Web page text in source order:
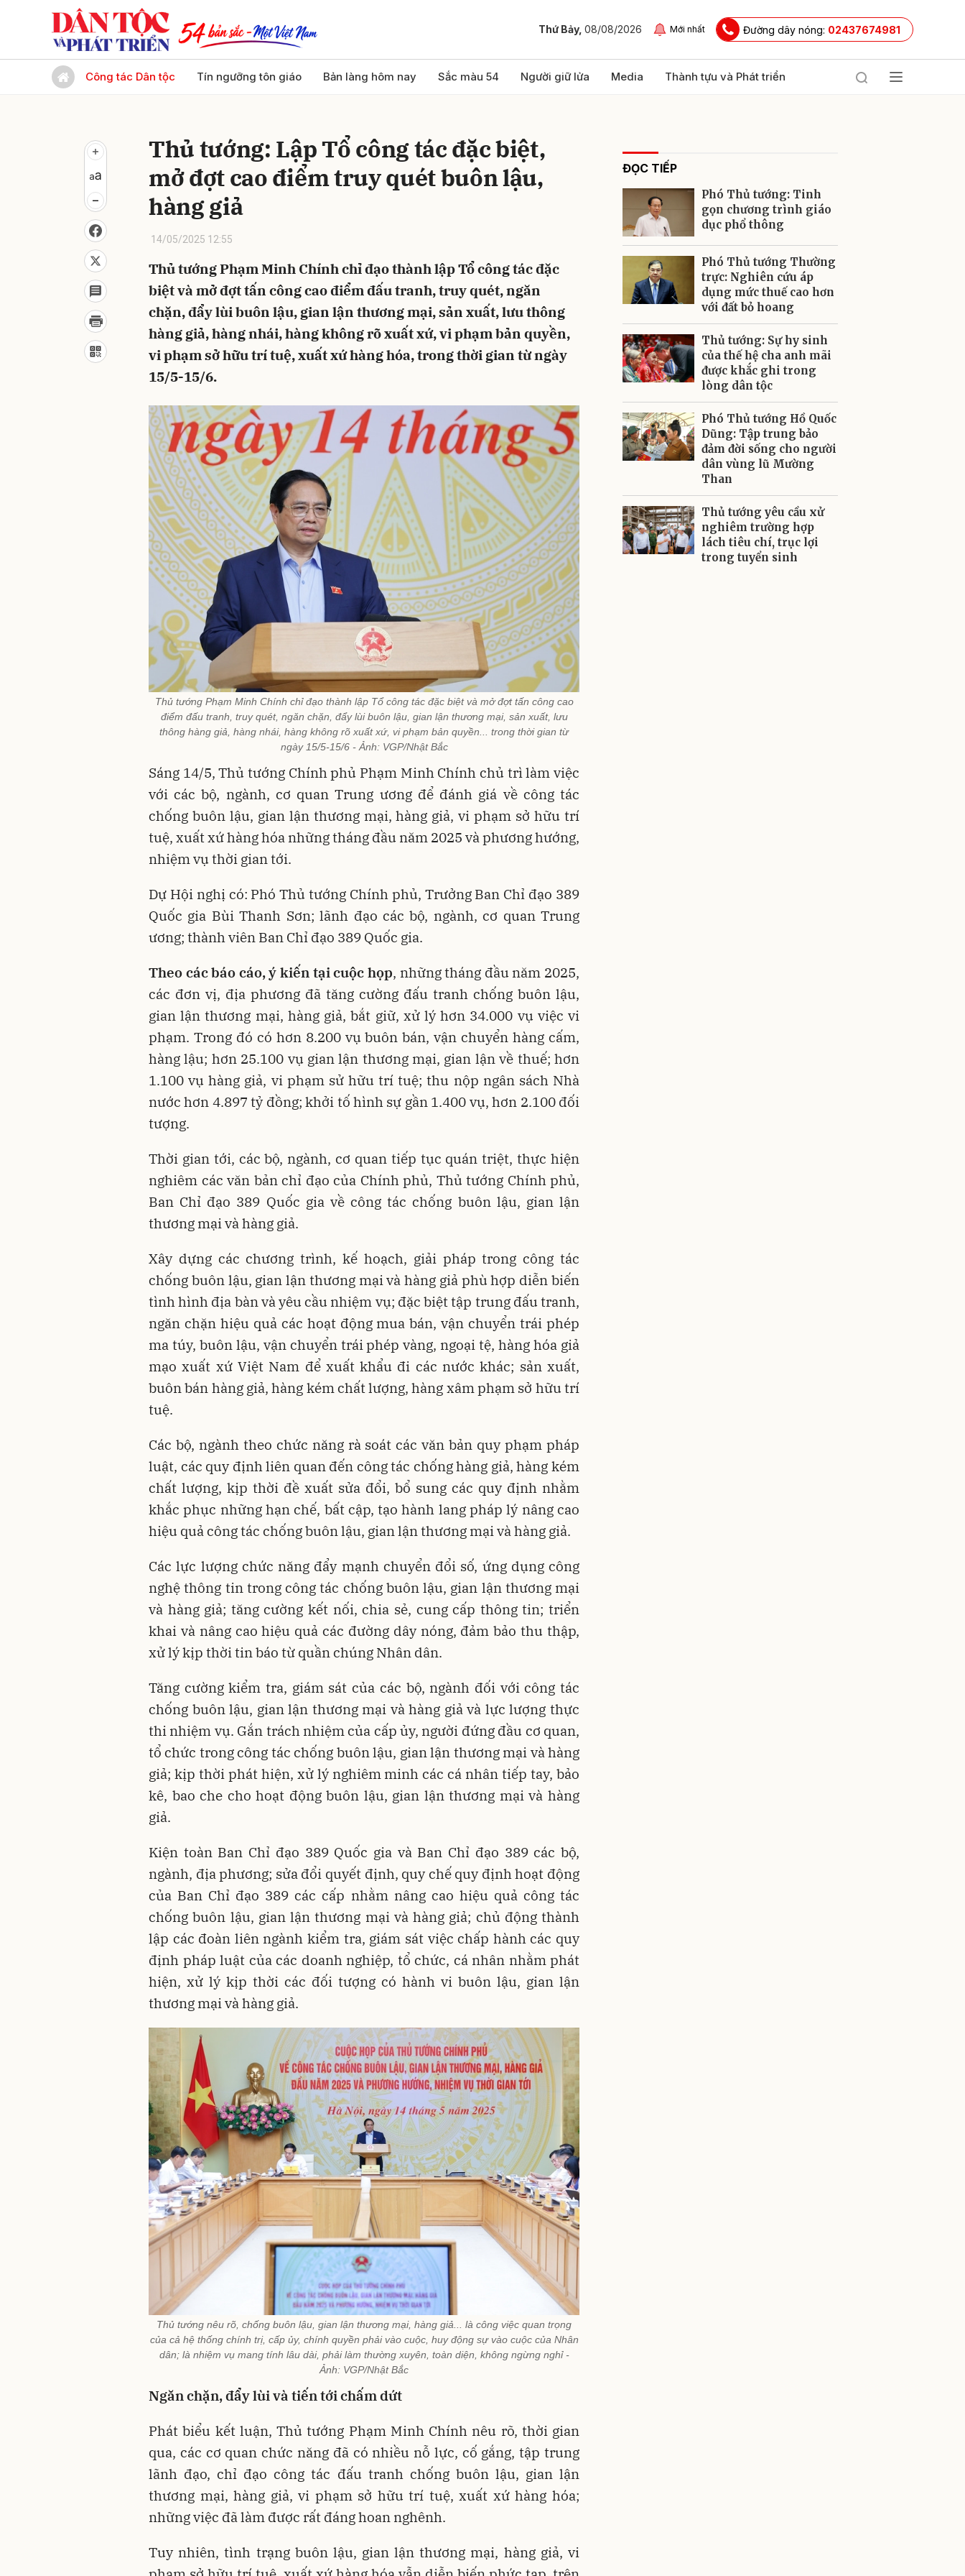
Thứ Bảy, 08/08/2026 Mới nhất Đường dây nóng: 02437674981
Công tác Dân tộc Tín ngưỡng tôn giáo Bản làng hôm nay Sắc màu 54 Người giữ lửa Media Thành tựu và Phát triển
Thủ tướng: Lập Tổ công tác đặc biệt,
mở đợt cao điểm truy quét buôn lậu,
hàng giả
14/05/2025 12:55
Thủ tướng Phạm Minh Chính chỉ đạo thành lập Tổ công tác đặc
biệt và mở đợt tấn công cao điểm đấu tranh, truy quét, ngăn
chặn, đẩy lùi buôn lậu, gian lận thương mại, sản xuất, lưu thông
hàng giả, hàng nhái, hàng không rõ xuất xứ, vi phạm bản quyền,
vi phạm sở hữu trí tuệ, xuất xứ hàng hóa, trong thời gian từ ngày
15/5-15/6.
Thủ tướng Phạm Minh Chính chỉ đạo thành lập Tổ công tác đặc biệt và mở đợt tấn công cao
điểm đấu tranh, truy quét, ngăn chặn, đẩy lùi buôn lậu, gian lận thương mại, sản xuất, lưu
thông hàng giả, hàng nhái, hàng không rõ xuất xứ, vi phạm bản quyền... trong thời gian từ
ngày 15/5-15/6 - Ảnh: VGP/Nhật Bắc
Sáng 14/5, Thủ tướng Chính phủ Phạm Minh Chính chủ trì làm việc
với các bộ, ngành, cơ quan Trung ương để đánh giá về công tác
chống buôn lậu, gian lận thương mại, hàng giả, vi phạm sở hữu trí
tuệ, xuất xứ hàng hóa những tháng đầu năm 2025 và phương hướng,
nhiệm vụ thời gian tới.
Dự Hội nghị có: Phó Thủ tướng Chính phủ, Trưởng Ban Chỉ đạo 389
Quốc gia Bùi Thanh Sơn; lãnh đạo các bộ, ngành, cơ quan Trung
ương; thành viên Ban Chỉ đạo 389 Quốc gia.
Theo các báo cáo, ý kiến tại cuộc họp, những tháng đầu năm 2025,
các đơn vị, địa phương đã tăng cường đấu tranh chống buôn lậu,
gian lận thương mại, hàng giả, bắt giữ, xử lý hơn 34.000 vụ việc vi
phạm. Trong đó có hơn 8.200 vụ buôn bán, vận chuyển hàng cấm,
hàng lậu; hơn 25.100 vụ gian lận thương mại, gian lận về thuế; hơn
1.100 vụ hàng giả, vi phạm sử hữu trí tuệ; thu nộp ngân sách Nhà
nước hơn 4.897 tỷ đồng; khởi tố hình sự gần 1.400 vụ, hơn 2.100 đối
tượng.
Thời gian tới, các bộ, ngành, cơ quan tiếp tục quán triệt, thực hiện
nghiêm các văn bản chỉ đạo của Chính phủ, Thủ tướng Chính phủ,
Ban Chỉ đạo 389 Quốc gia về công tác chống buôn lậu, gian lận
thương mại và hàng giả.
Xây dựng các chương trình, kế hoạch, giải pháp trong công tác
chống buôn lậu, gian lận thương mại và hàng giả phù hợp diễn biến
tình hình địa bàn và yêu cầu nhiệm vụ; đặc biệt tập trung đấu tranh,
ngăn chặn hiệu quả các hoạt động mua bán, vận chuyển trái phép
ma túy, buôn lậu, vận chuyển trái phép vàng, ngoại tệ, hàng hóa giả
mạo xuất xứ Việt Nam để xuất khẩu đi các nước khác; sản xuất,
buôn bán hàng giả, hàng kém chất lượng, hàng xâm phạm sở hữu trí
tuệ.
Các bộ, ngành theo chức năng rà soát các văn bản quy phạm pháp
luật, các quy định liên quan đến công tác chống hàng giả, hàng kém
chất lượng, kịp thời đề xuất sửa đổi, bổ sung các quy định nhằm
khắc phục những hạn chế, bất cập, tạo hành lang pháp lý nâng cao
hiệu quả công tác chống buôn lậu, gian lận thương mại và hàng giả.
Các lực lượng chức năng đẩy mạnh chuyển đổi số, ứng dụng công
nghệ thông tin trong công tác chống buôn lậu, gian lận thương mại
và hàng giả; tăng cường kết nối, chia sẻ, cung cấp thông tin; triển
khai và nâng cao hiệu quả các đường dây nóng, đảm bảo thu thập,
xử lý kịp thời tin báo từ quần chúng Nhân dân.
Tăng cường kiểm tra, giám sát của các bộ, ngành đối với công tác
chống buôn lậu, gian lận thương mại và hàng giả và lực lượng thực
thi nhiệm vụ. Gắn trách nhiệm của cấp ủy, người đứng đầu cơ quan,
tổ chức trong công tác chống buôn lậu, gian lận thương mại và hàng
giả; kịp thời phát hiện, xử lý nghiêm minh các cá nhân tiếp tay, bảo
kê, bao che cho hoạt động buôn lậu, gian lận thương mại và hàng
giả.
Kiện toàn Ban Chỉ đạo 389 Quốc gia và Ban Chỉ đạo 389 các bộ,
ngành, địa phương; sửa đổi quyết định, quy chế quy định hoạt động
của Ban Chỉ đạo 389 các cấp nhằm nâng cao hiệu quả công tác
chống buôn lậu, gian lận thương mại và hàng giả; chủ động thành
lập các đoàn liên ngành kiểm tra, giám sát việc chấp hành các quy
định pháp luật của các doanh nghiệp, tổ chức, cá nhân nhằm phát
hiện, xử lý kịp thời các đối tượng có hành vi buôn lậu, gian lận
thương mại và hàng giả.
Thủ tướng nêu rõ, chống buôn lậu, gian lận thương mại, hàng giả... là công việc quan trọng
của cả hệ thống chính trị, cấp ủy, chính quyền phải vào cuộc, huy động sự vào cuộc của Nhân
dân; là nhiệm vụ mang tính lâu dài, phải làm thường xuyên, toàn diện, không ngừng nghỉ -
Ảnh: VGP/Nhật Bắc
Ngăn chặn, đẩy lùi và tiến tới chấm dứt
Phát biểu kết luận, Thủ tướng Phạm Minh Chính nêu rõ, thời gian
qua, các cơ quan chức năng đã có nhiều nỗ lực, cố gắng, tập trung
lãnh đạo, chỉ đạo công tác đấu tranh chống buôn lậu, gian lận
thương mại, hàng giả, vi phạm sở hữu trí tuệ, xuất xứ hàng hóa;
những việc đã làm được rất đáng hoan nghênh.
Tuy nhiên, tình trạng buôn lậu, gian lận thương mại, hàng giả, vi
ĐỌC TIẾP
Phó Thủ tướng: Tinh
gọn chương trình giáo
dục phổ thông
Phó Thủ tướng Thường
trực: Nghiên cứu áp
dụng mức thuế cao hơn
với đất bỏ hoang
Thủ tướng: Sự hy sinh
của thế hệ cha anh mãi
được khắc ghi trong
lòng dân tộc
Phó Thủ tướng Hồ Quốc
Dũng: Tập trung bảo
đảm đời sống cho người
dân vùng lũ Mường
Than
Thủ tướng yêu cầu xử
nghiêm trường hợp
lách tiêu chí, trục lợi
trong tuyển sinh
Gửi bình luận
Gửi